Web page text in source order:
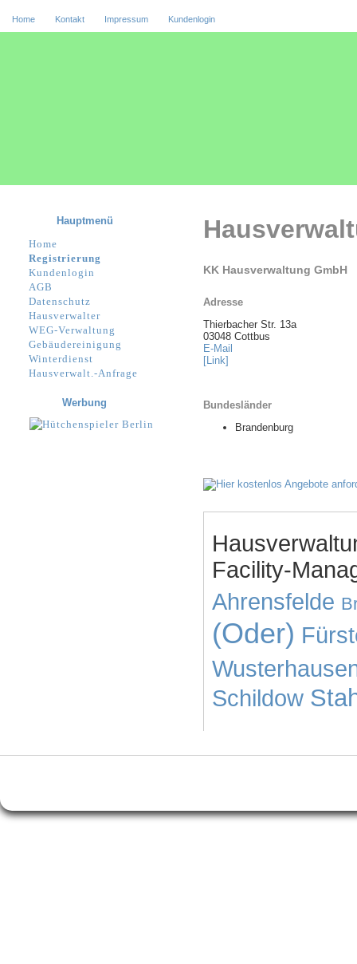
Home Kontakt Impressum Kundenlogin
KK Hausverwaltung GmbH
Adresse
Thierbacher Str. 13a
03048 Cottbus
E-Mail
[Link]
Bundesländer
Brandenburg
Facility-
Ahrensfelde
(Oder)
Schildow
Hauptmenü
Home
Registrierung
Kundenlogin
AGB
Datenschutz
Hausverwalter
WEG-Verwaltung
Gebäudereinigung
Winterdienst
Hausverwalt.-Anfrage
Werbung